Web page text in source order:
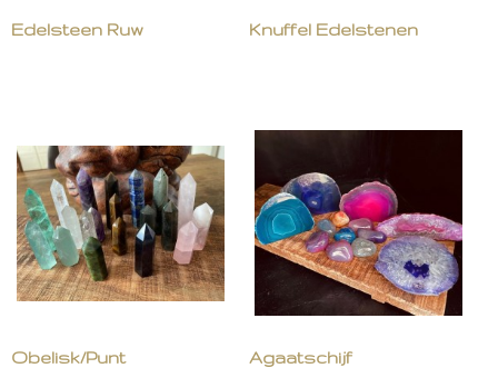
Edelsteen Ruw Knuffel Edelstenen
Obelisk/Punt Agaatschijf